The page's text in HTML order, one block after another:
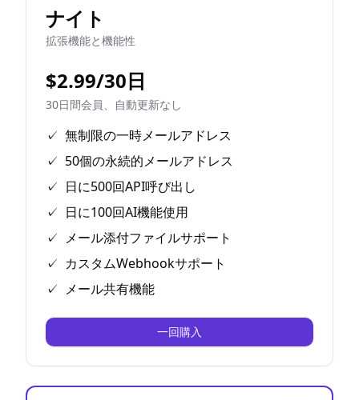
ナイト
拡張機能と機能性
$2.99/30日
30日間会員、自動更新なし
✓ 無制限の一時メールアドレス
✓ 50個の永続的メールアドレス
✓ 日に500回API呼び出し
✓ 日に100回AI機能使用
✓ メール添付ファイルサポート
✓ カスタムWebhookサポート
✓ メール共有機能
一回購入